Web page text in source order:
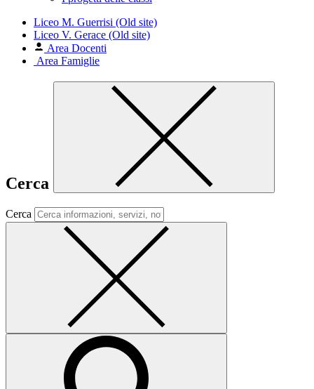
Liceo M. Guerrisi (Old site)
Liceo V. Gerace (Old site)
Area Docenti
Area Famiglie
Cerca
Cerca